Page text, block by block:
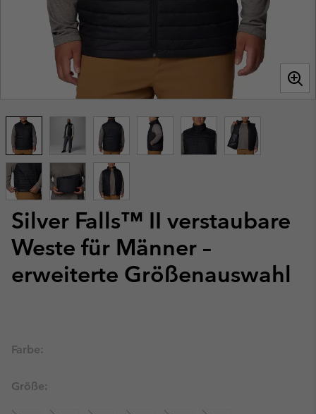
Silver Falls™ II verstaubare
Weste für Männer –
erweiterte Größenauswahl
Farbe:
Größe: